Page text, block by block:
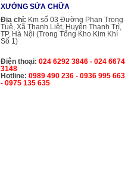
XƯỞNG SỬA CHỮA
Địa chỉ: Km số 03 Đường Phan Trọng
Tuệ, Xã Thanh Liệt, Huyện Thanh Trì,
TP. Hà Nội (Trong Tổng Kho Kim Khí
Số 1)
Điện thoại: 024 6292 3846 - 024 6674
3148
Hotline: 0989 490 236 - 0936 995 663
- 0975 135 635